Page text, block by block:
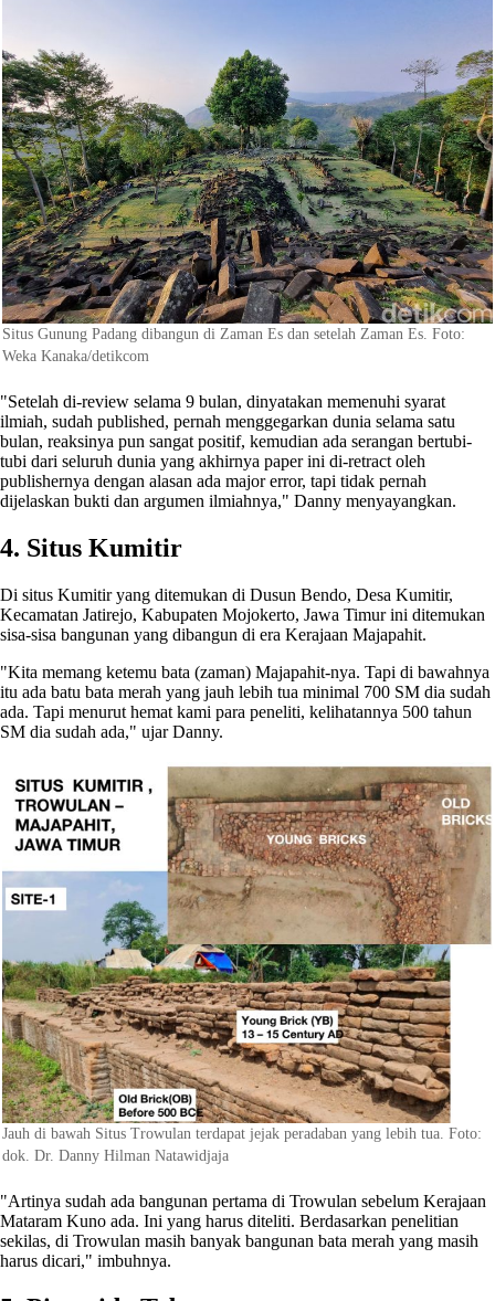
Situs Gunung Padang dibangun di Zaman Es dan setelah Zaman Es. Foto:
Weka Kanaka/detikcom
"Setelah di-review selama 9 bulan, dinyatakan memenuhi syarat
ilmiah, sudah published, pernah menggegarkan dunia selama satu
bulan, reaksinya pun sangat positif, kemudian ada serangan bertubi-
tubi dari seluruh dunia yang akhirnya paper ini di-retract oleh
publishernya dengan alasan ada major error, tapi tidak pernah
dijelaskan bukti dan argumen ilmiahnya," Danny menyayangkan.
4. Situs Kumitir
Di situs Kumitir yang ditemukan di Dusun Bendo, Desa Kumitir,
Kecamatan Jatirejo, Kabupaten Mojokerto, Jawa Timur ini ditemukan
sisa-sisa bangunan yang dibangun di era Kerajaan Majapahit.
"Kita memang ketemu bata (zaman) Majapahit-nya. Tapi di bawahnya
itu ada batu bata merah yang jauh lebih tua minimal 700 SM dia sudah
ada. Tapi menurut hemat kami para peneliti, kelihatannya 500 tahun
SM dia sudah ada," ujar Danny.
Jauh di bawah Situs Trowulan terdapat jejak peradaban yang lebih tua. Foto:
dok. Dr. Danny Hilman Natawidjaja
"Artinya sudah ada bangunan pertama di Trowulan sebelum Kerajaan
Mataram Kuno ada. Ini yang harus diteliti. Berdasarkan penelitian
sekilas, di Trowulan masih banyak bangunan bata merah yang masih
harus dicari," imbuhnya.